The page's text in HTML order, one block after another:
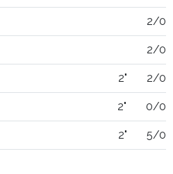
2/0
2/0
2" 2/0
2" 0/0
2" 5/0